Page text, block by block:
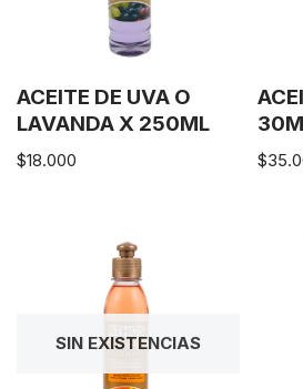
ACEITE DE UVA O
LAVANDA X 250ML
$18.000 $
SIN EXISTENCIAS